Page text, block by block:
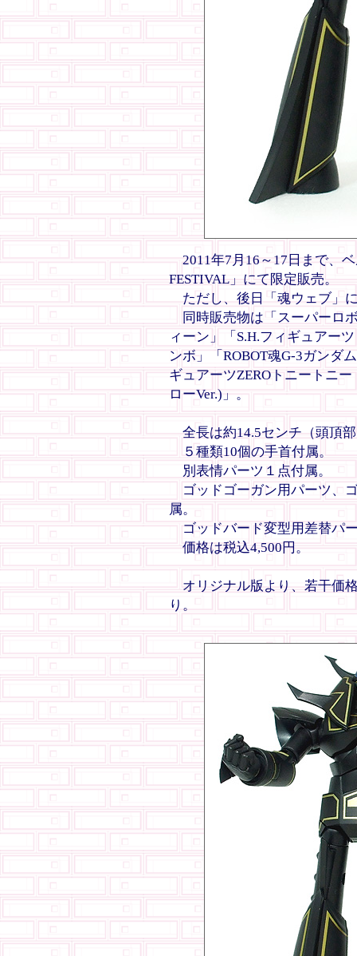
2011年7月16～17日まで、ベ
FESTIVAL」にて限定販売。
ただし、後日「魂ウェブ」
同時販売物は「スーパーロ
ィーン」「S.H.フィギュアー
ンボ」「ROBOT魂G-3ガンダ
ギュアーツZEROトニートニ
ローVer.)」。
全長は約14.5センチ（頭頂
５種類10個の手首付属。
別表情パーツ１点付属。
ゴッドゴーガン用パーツ、
属。
ゴッドバード変型用差替パ
価格は税込4,500円。
オリジナル版より、若干価
り。